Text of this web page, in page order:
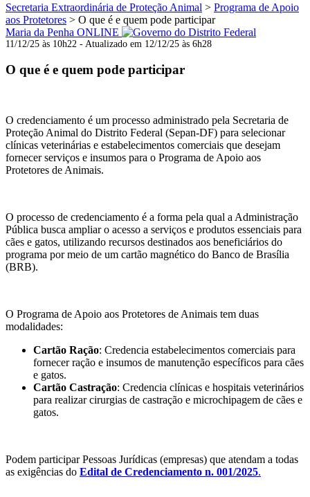
Secretaria Extraordinária de Proteção Animal > Programa de Apoio
aos Protetores > O que é e quem pode participar
Maria da Penha ONLINE
11/12/25 às 10h22 - Atualizado em 12/12/25 às 6h28
O que é e quem pode participar
O credenciamento é um processo administrado pela Secretaria de
Proteção Animal do Distrito Federal (Sepan-DF) para selecionar
clínicas veterinárias e estabelecimentos comerciais que desejam
fornecer serviços e insumos para o Programa de Apoio aos
Protetores de Animais.
O processo de credenciamento é a forma pela qual a Administração
Pública busca ampliar o acesso a serviços e produtos essenciais para
cães e gatos, utilizando recursos destinados aos beneficiários do
programa por meio de um cartão magnético do Banco de Brasília
(BRB).
O Programa de Apoio aos Protetores de Animais tem duas
modalidades:
Cartão Ração: Credencia estabelecimentos comerciais para
fornecer ração e insumos de manutenção específicos para cães
e gatos.
Cartão Castração: Credencia clínicas e hospitais veterinários
para realizar cirurgias de castração e microchipagem de cães e
gatos.
Podem participar Pessoas Jurídicas (empresas) que atendam a todas
as exigências do Edital de Credenciamento n. 001/2025.